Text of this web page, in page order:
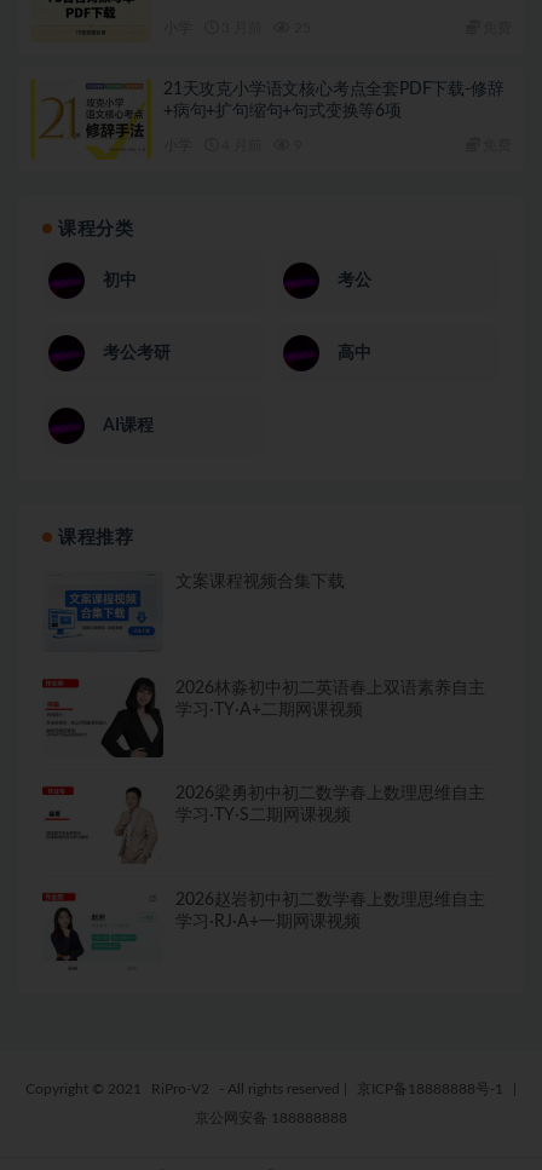
21天攻克小学语文核心考点全套PDF下载-修辞
+病句+扩句缩句+句式变换等6项
课程分类
初中 考公
考公考研 高中
AI课程
课程推荐
文案课程视频合集下载
2026林淼初中初二英语春上双语素养自主
学习·TY·A+二期网课视频
2026梁勇初中初二数学春上数理思维自主
学习·TY·S二期网课视频
2026赵岩初中初二数学春上数理思维自主
学习·RJ·A+一期网课视频
Copyright © 2021 RiPro-V2 - All rights reserved 京ICP备18888888号-1
京公网安备 188888888